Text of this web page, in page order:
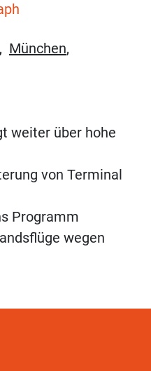
, München,
weiter über hohe
von Terminal
Programm
wegen